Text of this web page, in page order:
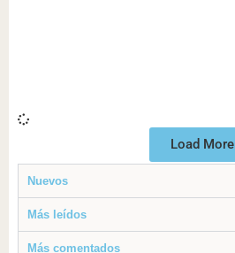
Load More
Nuevos
Más leídos
Más comentados